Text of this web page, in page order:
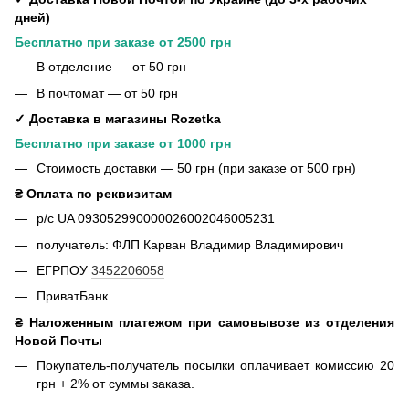
дней)
Бесплатно при заказе от 2500 грн
В отделение — от 50 грн
В почтомат — от 50 грн
✓ Доставка в магазины Rozetka
Бесплатно при заказе от 1000 грн
Стоимость доставки — 50 грн (при заказе от 500 грн)
₴ Оплата по реквизитам
р/с UA 093052990000026002046005231
получатель: ФЛП Карван Владимир Владимирович
ЕГРПОУ 3452206058
ПриватБанк
₴ Наложенным платежом при самовывозе из отделения
Новой Почты
Покупатель-получатель посылки оплачивает комиссию 20
грн + 2% от суммы заказа.